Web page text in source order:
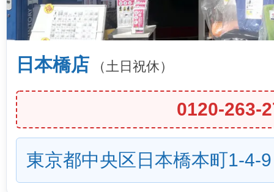
日本橋店 （土日祝休）
0120-263-
東京都中央区日本橋本町1-4-9